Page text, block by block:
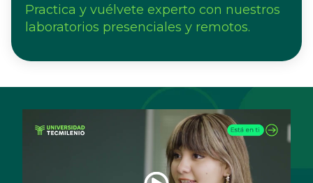
Practica y vuélvete experto con nuestros
laboratorios presenciales y remotos.